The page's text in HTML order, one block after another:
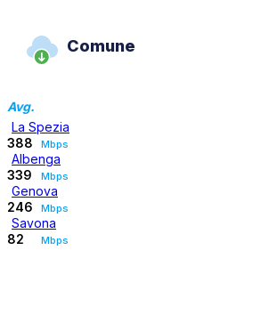
Comune
Avg.
La Spezia
388
Mbps
Albenga
339
Mbps
Genova
246
Mbps
Savona
82
Mbps